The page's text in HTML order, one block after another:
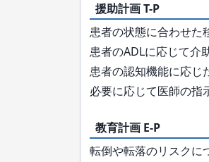
援助計画 T-P
患者の状態に合わせた
患者のADLに応じて介
患者の認知機能に応じ
必要に応じて医師の指
教育計画 E-P
転倒や転落のリスクに